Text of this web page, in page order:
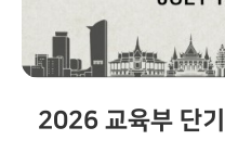
2026 교육부 단